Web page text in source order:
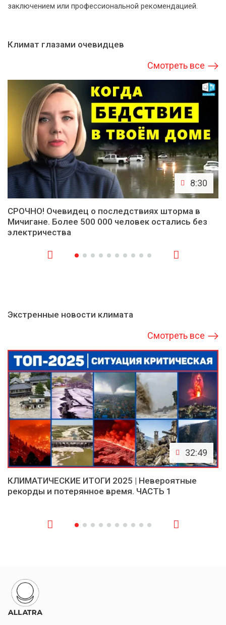
заключением или профессиональной рекомендацией.
Климат глазами очевидцев
Смотреть все
8:30
СРОЧНО! Очевидец о последствиях шторма в
Мичигане. Более 500 000 человек остались без
электричества
Экстренные новости климата
Смотреть все
32:49
КЛИМАТИЧЕСКИЕ ИТОГИ 2025 | Невероятные
рекорды и потерянное время. ЧАСТЬ 1